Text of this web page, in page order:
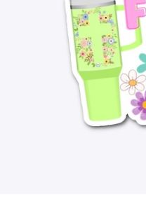
24,99 $
Classic Long
30,99 $